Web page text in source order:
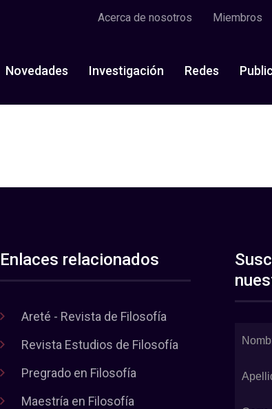
Acerca de nosotros Miembros
Novedades Investigación Redes
Enlaces relacionados
Areté - Revista de Filosofía
Revista Estudios de Filosofía
Pregrado en Filosofía
Maestría en Filosofía